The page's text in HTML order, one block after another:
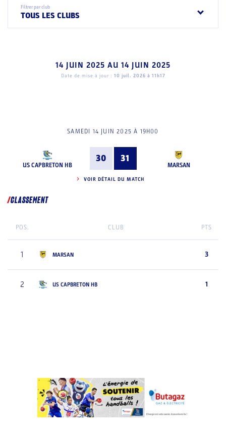
Filtrer par club
TOUS LES CLUBS
14 JUIN 2025 AU 14 JUIN 2025
Date de mise à jour : 10 juil. 2026 à 11h17
SAMEDI 14 JUIN 2025 À 19H00
US CAPBRETON HB
30 31
MARSAN
VOIR DÉTAIL DU MATCH
CLASSEMENT
POS. CLUB PTS
1 MARSAN 3
2 US CAPBRETON HB 1